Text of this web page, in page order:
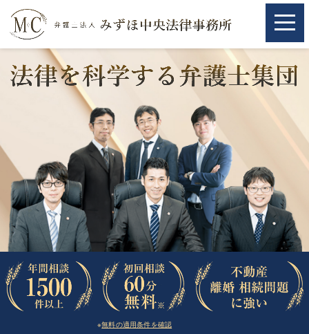
ホーム
相続・遺言
離婚（夫婦間トラブル）
企業法務
労働問題（解雇，残業等）
刑事弁護
交通事故
※無料の適用条件を確認
ホーム
相続・遺言
離婚（夫婦間トラブル）
企業法務
労働問題（解雇，残業等）
刑事弁護
交通事故